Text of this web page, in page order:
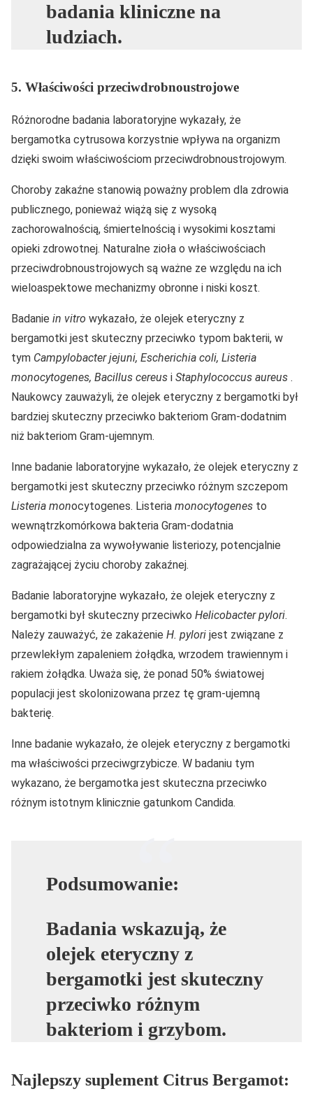
badania kliniczne na
ludziach.
5. Właściwości przeciwdrobnoustrojowe
Różnorodne badania laboratoryjne wykazały, że
bergamotka cytrusowa korzystnie wpływa na organizm
dzięki swoim właściwościom przeciwdrobnoustrojowym.
Choroby zakaźne stanowią poważny problem dla zdrowia
publicznego, ponieważ wiążą się z wysoką
zachorowalnością, śmiertelnością i wysokimi kosztami
opieki zdrowotnej. Naturalne zioła o właściwościach
przeciwdrobnoustrojowych są ważne ze względu na ich
wieloaspektowe mechanizmy obronne i niski koszt.
Badanie in vitro wykazało, że olejek eteryczny z
bergamotki jest skuteczny przeciwko typom bakterii, w
tym Campylobacter jejuni, Escherichia coli, Listeria
monocytogenes, Bacillus cereus i Staphylococcus aureus .
Naukowcy zauważyli, że olejek eteryczny z bergamotki był
bardziej skuteczny przeciwko bakteriom Gram-dodatnim
niż bakteriom Gram-ujemnym.
Inne badanie laboratoryjne wykazało, że olejek eteryczny z
bergamotki jest skuteczny przeciwko różnym szczepom
Listeria monocytogenes. Listeria monocytogenes to
wewnątrzkomórkowa bakteria Gram-dodatnia
odpowiedzialna za wywoływanie listeriozy, potencjalnie
zagrażającej życiu choroby zakaźnej.
Badanie laboratoryjne wykazało, że olejek eteryczny z
bergamotki był skuteczny przeciwko Helicobacter pylori.
Należy zauważyć, że zakażenie H. pylori jest związane z
przewlekłym zapaleniem żołądka, wrzodem trawiennym i
rakiem żołądka. Uważa się, że ponad 50% światowej
populacji jest skolonizowana przez tę gram-ujemną
bakterię.
Inne badanie wykazało, że olejek eteryczny z bergamotki
ma właściwości przeciwgrzybicze. W badaniu tym
wykazano, że bergamotka jest skuteczna przeciwko
różnym istotnym klinicznie gatunkom Candida.
Podsumowanie:
Badania wskazują, że
olejek eteryczny z
bergamotki jest skuteczny
przeciwko różnym
bakteriom i grzybom.
Najlepszy suplement Citrus Bergamot: